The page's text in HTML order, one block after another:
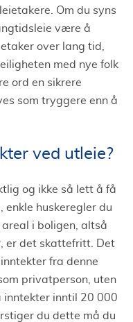
Om du syns
være å
over lang tid,
med nye folk
ord en sikrere
som tryggere enn å
ved utleie?
og ikke så lett å få
enkle huskeregler du
i boligen, altså
er det skattefritt. Det
fra denne
privatperson, uten
inntekter inntil 20 000
du dette må du